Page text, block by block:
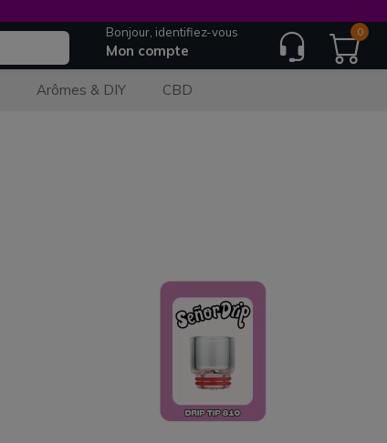
Bonjour, identifiez-vous
Mon compte
0
Arômes & DIY CBD